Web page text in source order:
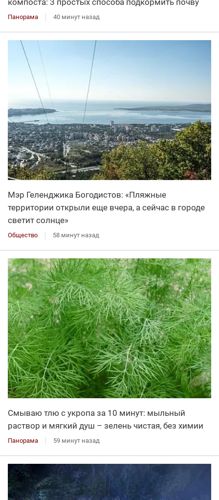
компоста: 3 простых способа подкормить почву
Панорама 40 минут назад
Мэр Геленджика Богодистов: «Пляжные
территории открыли еще вчера, а сейчас в городе
светит солнце»
Общество 58 минут назад
Смываю тлю с укропа за 10 минут: мыльный
раствор и мягкий душ – зелень чистая, без химии
Панорама 59 минут назад